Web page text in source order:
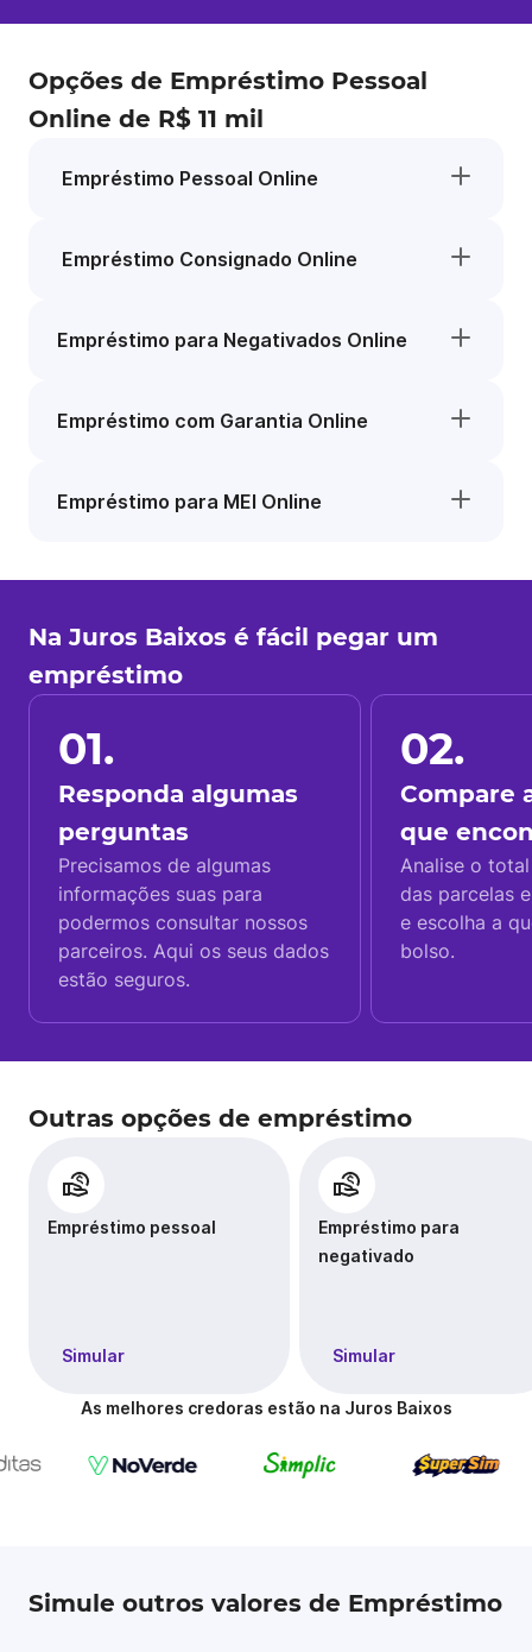
Opções de Empréstimo Pessoal
Online de R$ 11 mil
Empréstimo Pessoal Online
Empréstimo Consignado Online
Empréstimo para Negativados Online
Empréstimo com Garantia Online
Empréstimo para MEI Online
Na Juros Baixos é fácil pegar um
empréstimo
01.
Responda algumas
perguntas
Precisamos de algumas
informações suas para
podermos consultar nossos
parceiros. Aqui os seus dados
estão seguros.
02.
Compare
que
Analise o
das parcelas
e escolha a
bolso.
Outras opções de empréstimo
Empréstimo pessoal
Simular
Empréstimo para
negativado
Simular
As melhores credoras estão na Juros Baixos
Simule outros valores de Empréstimo